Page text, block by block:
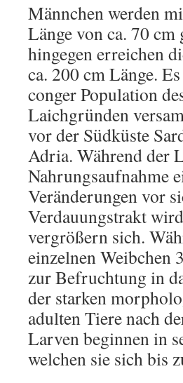
Männchen werden
Länge von ca. 70
hingegen erreichen
ca. 200 cm Länge.
conger Population
Laichgründen
vor der Südküste
Adria. Während der
Nahrungsaufnahme
Veränderungen vor
Verdauungstrakt
vergrößern sich.
einzelnen
zur Befruchtung in
der starken
adulten Tiere nach
Larven beginnen in
welchen sie sich bis